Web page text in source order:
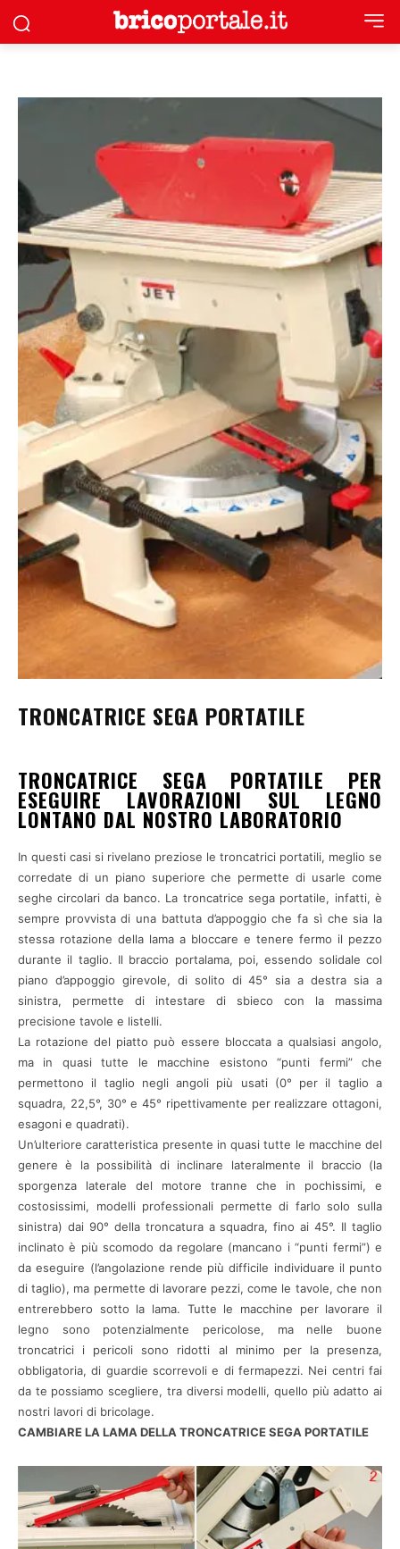
TRONCATRICE SEGA PORTATILE
TRONCATRICE SEGA PORTATILE PER
ESEGUIRE LAVORAZIONI SUL LEGNO
LONTANO DAL NOSTRO LABORATORIO
In questi casi si rivelano preziose le troncatrici portatili, meglio se
corredate di un piano superiore che permette di usarle come
seghe circolari da banco. La troncatrice sega portatile, infatti, è
sempre provvista di una battuta d’appoggio che fa sì che sia la
stessa rotazione della lama a bloccare e tenere fermo il pezzo
durante il taglio. Il braccio portalama, poi, essendo solidale col
piano d’appoggio girevole, di solito di 45° sia a destra sia a
sinistra, permette di intestare di sbieco con la massima
precisione tavole e listelli.
La rotazione del piatto può essere bloccata a qualsiasi angolo,
ma in quasi tutte le macchine esistono “punti fermi” che
permettono il taglio negli angoli più usati (0° per il taglio a
squadra, 22,5°, 30° e 45° ripettivamente per realizzare ottagoni,
esagoni e quadrati).
Un’ulteriore caratteristica presente in quasi tutte le macchine del
genere è la possibilità di inclinare lateralmente il braccio (la
sporgenza laterale del motore tranne che in pochissimi, e
costosissimi, modelli professionali permette di farlo solo sulla
sinistra) dai 90° della troncatura a squadra, fino ai 45°. Il taglio
inclinato è più scomodo da regolare (mancano i “punti fermi”) e
da eseguire (l’angolazione rende più difficile individuare il punto
di taglio), ma permette di lavorare pezzi, come le tavole, che non
entrerebbero sotto la lama. Tutte le macchine per lavorare il
legno sono potenzialmente pericolose, ma nelle buone
troncatrici i pericoli sono ridotti al minimo per la presenza,
obbligatoria, di guardie scorrevoli e di fermapezzi. Nei centri fai
da te possiamo scegliere, tra diversi modelli, quello più adatto ai
nostri lavori di bricolage.
CAMBIARE LA LAMA DELLA TRONCATRICE SEGA PORTATILE